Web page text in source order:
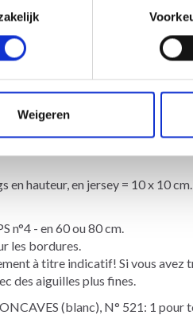
Weigeren
4) ans
- 98/104)
(appartient au groupe
05, rose poudré
naturel
en hauteur, en jersey = 10 x 10 cm.
n°4 - en 60 ou 80 cm.
les bordures.
à titre indicatif! Si vous avez
des aiguilles plus fines.
(blanc), N° 521: 1 pour